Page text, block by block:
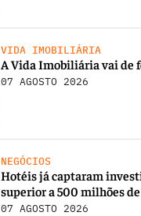
VIDA IMOBILIÁRIA
A Vida Imobiliária vai de
07 AGOSTO 2026
NEGÓCIOS
Hotéis já captaram
superior a 500 milhões
07 AGOSTO 2026